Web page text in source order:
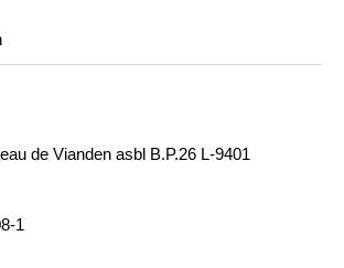
de Vianden asbl B.P.26 L-9401
1